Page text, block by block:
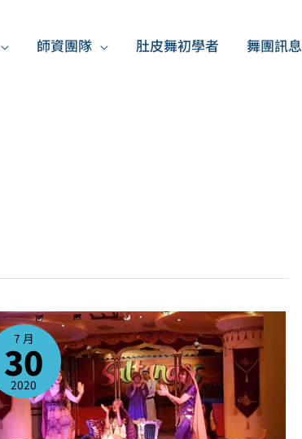
師資團隊 肚皮舞初學者 舞團訊息
7 月
30
2020
我
們
來
加
2020
台
北
藝
穗
節
活
動